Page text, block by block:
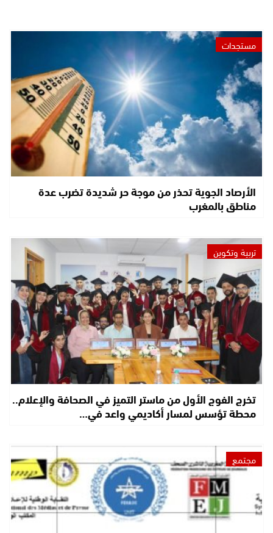
مستجدات
الأرصاد الجوية تحذر من موجة حر شديدة تضرب عدة
مناطق بالمغرب
تربية وتكوين
تخرج الفوج الأول من ماستر التميز في الصحافة والإعلام..
محطة تؤسس لمسار أكاديمي واعد في…
مجتمع